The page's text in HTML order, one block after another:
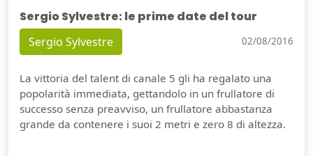
Sergio Sylvestre: le prime date del tour
Sergio Sylvestre 02/08/2016
La vittoria del talent di canale 5 gli ha regalato una
popolarità immediata, gettandolo in un frullatore di
successo senza preavviso, un frullatore abbastanza
grande da contenere i suoi 2 metri e zero 8 di altezza.